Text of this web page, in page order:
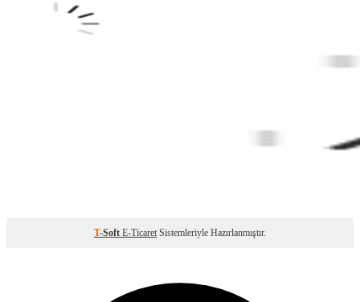
T-Soft E-Ticaret Sistemleriyle Hazırlanmıştır.